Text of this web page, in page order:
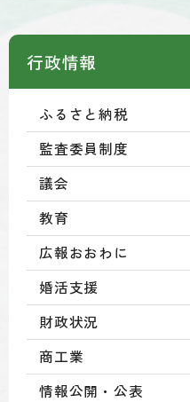
行政情報
ふるさと納税
監査委員制度
議会
教育
広報おおわに
婚活支援
財政状況
商工業
情報公開・公表